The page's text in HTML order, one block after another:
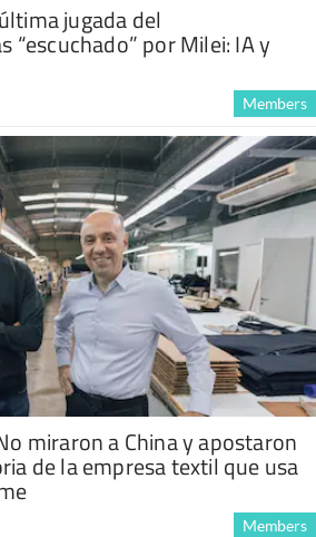
jugada del
“escuchado” por Milei: IA y
Members
miraron a China y apostaron
de la empresa textil que usa
Members